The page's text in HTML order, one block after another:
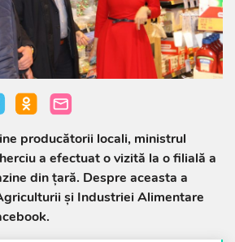
producătorii locali, ministrul
a efectuat o vizită la o filială a
din țară. Despre aceasta a
și Industriei Alimentare